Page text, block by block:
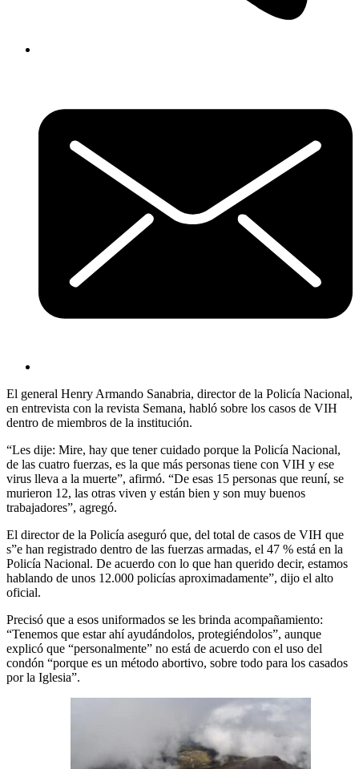
El general Henry Armando Sanabria, director de la Policía Nacional,
en entrevista con la revista Semana, habló sobre los casos de VIH
dentro de miembros de la institución.
“Les dije: Mire, hay que tener cuidado porque la Policía Nacional,
de las cuatro fuerzas, es la que más personas tiene con VIH y ese
virus lleva a la muerte”, afirmó. “De esas 15 personas que reuní, se
murieron 12, las otras viven y están bien y son muy buenos
trabajadores”, agregó.
El director de la Policía aseguró que, del total de casos de VIH que
s”e han registrado dentro de las fuerzas armadas, el 47 % está en la
Policía Nacional. De acuerdo con lo que han querido decir, estamos
hablando de unos 12.000 policías aproximadamente”, dijo el alto
oficial.
Precisó que a esos uniformados se les brinda acompañamiento:
“Tenemos que estar ahí ayudándolos, protegiéndolos”, aunque
explicó que “personalmente” no está de acuerdo con el uso del
condón “porque es un método abortivo, sobre todo para los casados
por la Iglesia”.